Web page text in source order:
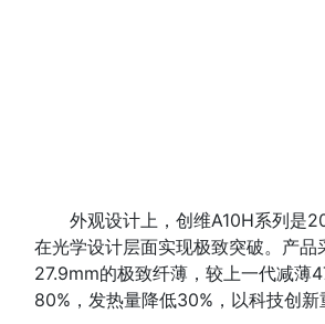
外观设计上，创维A10H系列是
在光学设计层面实现极致突破。产
27.9mm的极致纤薄，较上一代减薄
80%，发热量降低30%，以科技创新